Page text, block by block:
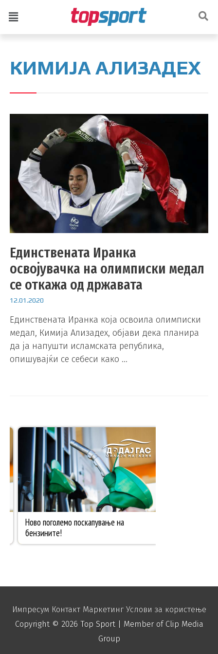
КИМИЈА АЛИЗАДЕХ
Единствената Иранка
освојувачка на олимписки медал
се откажа од државата
12.01.2020
Единствената Иранка која освоила олимписки
медал, Кимија Ализадех, објави дека планира
да ја напушти исламската република,
опишувајќи се себеси како …
Импресум Контакт Маркетинг Услови за користење
Copyright © 2026 Top Sport| Member of Clip Media
Group